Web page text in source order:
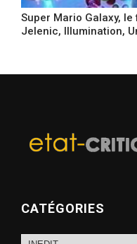
Super Mario Galaxy,
Jelenic, Illumination,
CATÉGORIES